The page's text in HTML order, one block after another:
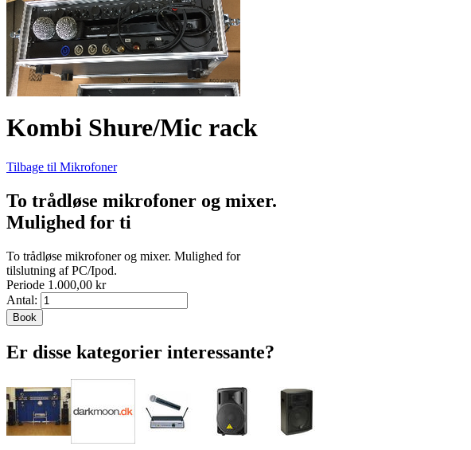
Kombi Shure/Mic rack
Tilbage til Mikrofoner
To trådløse mikrofoner og mixer.
Mulighed for ti
To trådløse mikrofoner og mixer. Mulighed for
tilslutning af PC/Ipod.
Periode 1.000,00 kr
Antal:
Book
Er disse kategorier interessante?